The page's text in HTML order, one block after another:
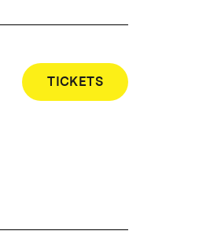
TICKETS